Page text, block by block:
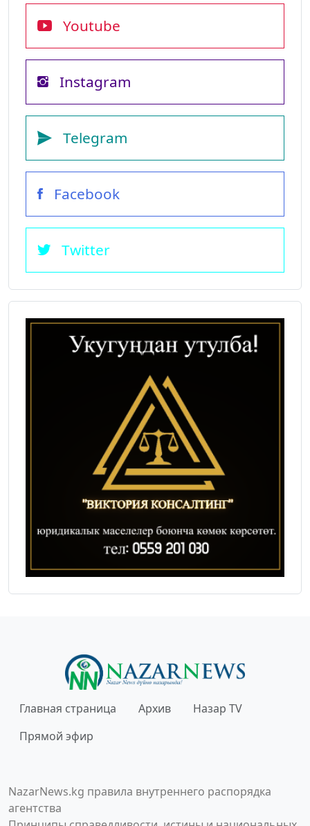
Youtube
Instagram
Telegram
Facebook
Twitter
Главная страница Архив
Назар TV
Прямой эфир
NazarNews.kg правила внутреннего распорядка
агентства